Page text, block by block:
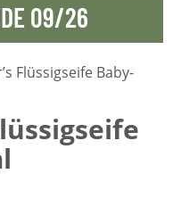
09/26
Flüssigseife Baby-